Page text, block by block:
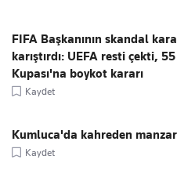
FIFA Başkanının skandal
karıştırdı: UEFA resti çekti,
Kupası'na boykot kararı
Kaydet
Kumluca'da kahreden
Kaydet